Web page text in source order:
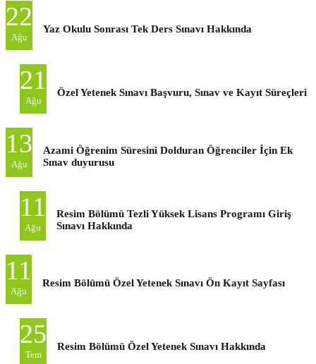
22
Ağu
Yaz Okulu Sonrası Tek Ders Sınavı Hakkında
21
Ağu
Özel Yetenek Sınavı Başvuru, Sınav ve Kayıt Süreçleri
13
Ağu
Azami Öğrenim Süresini Dolduran Öğrenciler İçin Ek
Sınav duyurusu
11
Ağu
Resim Bölümü Tezli Yüksek Lisans Programı Giriş
Sınavı Hakkında
11
Ağu
Resim Bölümü Özel Yetenek Sınavı Ön Kayıt Sayfası
25
Tem
Resim Bölümü Özel Yetenek Sınavı Hakkında